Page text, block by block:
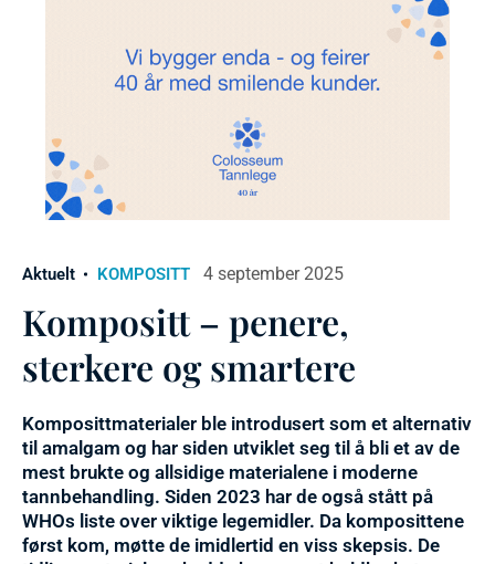
Aktuelt KOMPOSITT 4 september 2025
Kompositt – penere,
sterkere og smartere
Komposittmaterialer ble introdusert som et alternativ
til amalgam og har siden utviklet seg til å bli et av de
mest brukte og allsidige materialene i moderne
tannbehandling. Siden 2023 har de også stått på
WHOs liste over viktige legemidler. Da komposittene
først kom, møtte de imidlertid en viss skepsis. De